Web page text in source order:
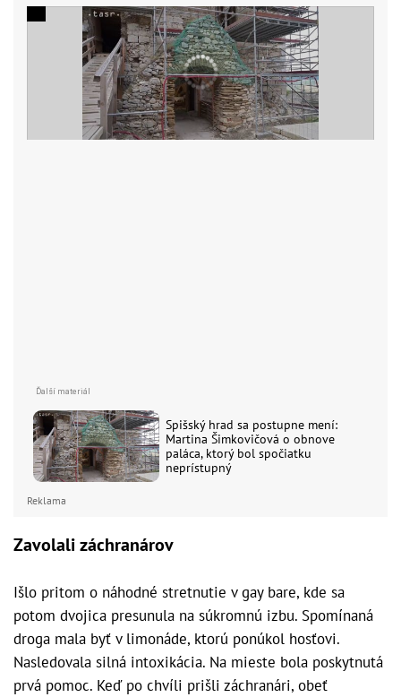
Spišský hrad sa postupne mení:
Martina Šimkovičová o obnove
paláca, ktorý bol spočiatku
neprístupný
Reklama
Zavolali záchranárov
Išlo pritom o náhodné stretnutie v gay bare, kde sa
potom dvojica presunula na súkromnú izbu. Spomínaná
droga mala byť v limonáde, ktorú ponúkol hosťovi.
Nasledovala silná intoxikácia. Na mieste bola poskytnutá
prvá pomoc. Keď po chvíli prišli záchranári, obeť